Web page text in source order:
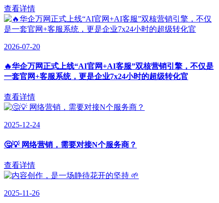
查看详情
2026-07-20
🔥华企万网正式上线“AI官网+AI客服”双核营销引擎，不仅是
一套官网+客服系统，更是企业7x24小时的超级转化官
查看详情
2025-12-24
🤔💡 网络营销，需要对接N个服务商？
查看详情
2025-11-26